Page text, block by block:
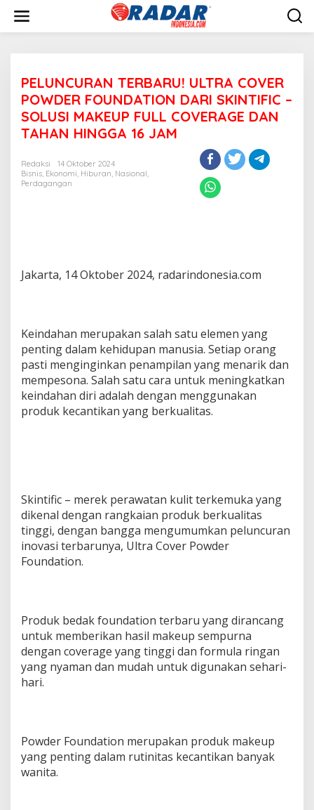
w
PELUNCURAN TERBARU! ULTRA COVER
POWDER FOUNDATION DARI SKINTIFIC –
SOLUSI MAKEUP FULL COVERAGE DAN
TAHAN HINGGA 16 JAM
Redaksi
14 Oktober 2024
Bisnis, Ekonomi, Hiburan, Nasional,
Perdagangan
Jakarta, 14 Oktober 2024, radarindonesia.com
Keindahan merupakan salah satu elemen yang
penting dalam kehidupan manusia. Setiap orang
pasti menginginkan penampilan yang menarik dan
mempesona. Salah satu cara untuk meningkatkan
keindahan diri adalah dengan menggunakan
produk kecantikan yang berkualitas.
Skintific – merek perawatan kulit terkemuka yang
dikenal dengan rangkaian produk berkualitas
tinggi, dengan bangga mengumumkan peluncuran
inovasi terbarunya, Ultra Cover Powder
Foundation.
Produk bedak foundation terbaru yang dirancang
untuk memberikan hasil makeup sempurna
dengan coverage yang tinggi dan formula ringan
yang nyaman dan mudah untuk digunakan sehari-
hari.
Powder Foundation merupakan produk makeup
yang penting dalam rutinitas kecantikan banyak
wanita.